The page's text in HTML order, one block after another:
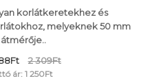
korlátkeretekhez és
melyeknek 50 mm
átmérője..
2 309Ft
ár: 1 250Ft